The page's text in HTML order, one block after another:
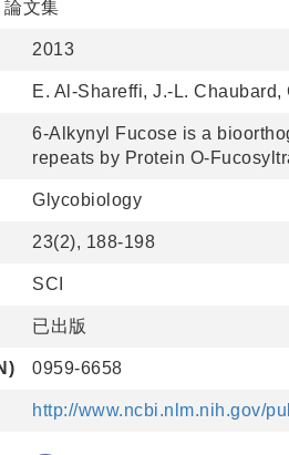
論文集
2013
E. Al-Shareffi, J.-L.
6-Alkynyl Fucose is a
repeats by Protein O-
Glycobiology
23(2), 188-198
SCI
已出版
0959-6658
http://www.ncbi.nlm.nih.gov/